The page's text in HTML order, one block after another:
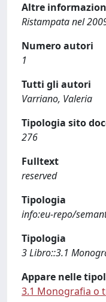
Altre
Ristampata nel
Numero autori
1
Tutti gli autori
Varriano, Valeria
Tipologia sito
276
Fulltext
reserved
Tipologia
info:eu-repo/
Tipologia
3 Libro::3.1
Appare nelle
3.1 Monografia o